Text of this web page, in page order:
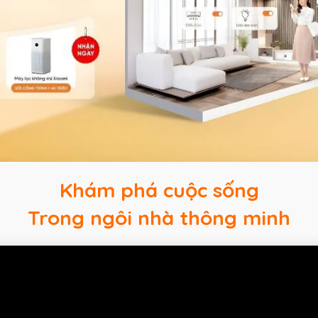
Khám phá cuộc sống
Trong ngôi nhà thông minh